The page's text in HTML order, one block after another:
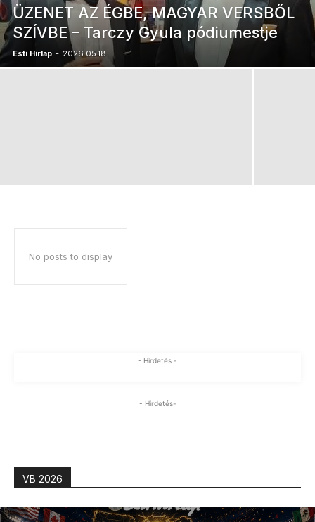
ÜZENET AZ ÉGBE, MAGYAR VERSBŐL
SZÍVBE – Tarczy Gyula pódiumestje
Esti Hírlap - 2026.05.18.
No posts to display
- Hirdetés -
- Hirdetés-
VB 2026